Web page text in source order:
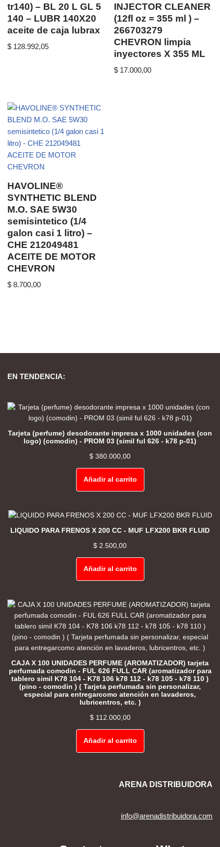
tr140) – BL 20 L GL 5
140 – LUBR 140X20
aceite de caja lubrax
$ 128.992,05
INJECTOR CLEANER
(12fl oz = 355 ml ) –
266703279
CHEVRON limpia
inyectores X 355 ML
$ 17.000,00
HAVOLINE®
SYNTHETIC BLEND
M.O. SAE 5W30
semisintetico (1/4
galon casi 1 litro) –
CHE 212049481
ACEITE DE MOTOR
CHEVRON
$ 8.700,00
EN TENDENCIA:
Tarjeta (perfume) desodorante impresa x 1000 unidades (con
logo) (comodin) - PROM 03 (simil ful 626 - k78 p-01)
$ 380.000,00
Añadir al carrito
LIQUIDO PARA FRENOS X 200 CC - MUF LFX200 BKR FLUID
$ 2.500,00
Añadir al carrito
CAJA X 100 UNIDADES PERFUME (AROMATIZADOR) tarjeta
perfumada comodin - FUL 626 FULL CAR (aromatizador para
tablero simil K78 104 - K78 106 k78 112 - k78 105 - k78 110 )
(pino - comodin ) ( Tarjeta perfumada sin personalizar,
especial para entregarcomo atención en lavaderos,
lubricentros, etc. )
$112.000,00
Añadir al carrito
ARENA DISTRIBUIDORA
info@arenadistribuidora.com